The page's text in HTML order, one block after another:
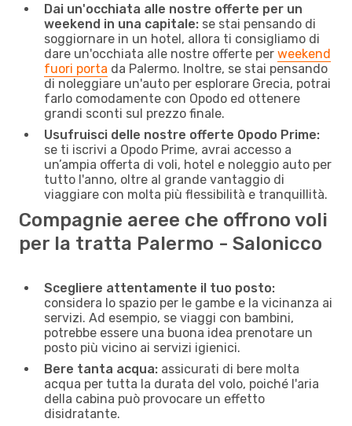
Dai un'occhiata alle nostre offerte per un
weekend in una capitale: se stai pensando di
soggiornare in un hotel, allora ti consigliamo di
dare un'occhiata alle nostre offerte per weekend
fuori porta da Palermo. Inoltre, se stai pensando
di noleggiare un'auto per esplorare Grecia, potrai
farlo comodamente con Opodo ed ottenere
grandi sconti sul prezzo finale.
Usufruisci delle nostre offerte Opodo Prime:
se ti iscrivi a Opodo Prime, avrai accesso a
un’ampia offerta di voli, hotel e noleggio auto per
tutto l'anno, oltre al grande vantaggio di
viaggiare con molta più flessibilità e tranquillità.
Compagnie aeree che offrono voli
per la tratta Palermo - Salonicco
Scegliere attentamente il tuo posto:
considera lo spazio per le gambe e la vicinanza ai
servizi. Ad esempio, se viaggi con bambini,
potrebbe essere una buona idea prenotare un
posto più vicino ai servizi igienici.
Bere tanta acqua: assicurati di bere molta
acqua per tutta la durata del volo, poiché l'aria
della cabina può provocare un effetto
disidratante.